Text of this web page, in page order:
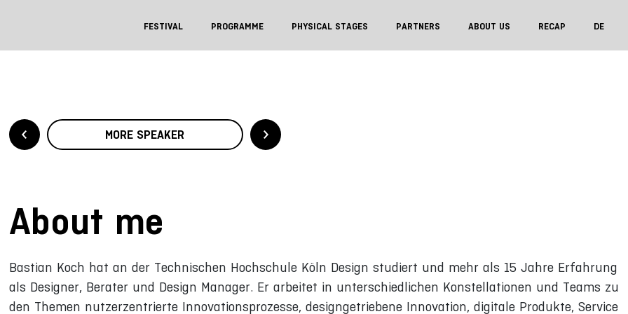
FESTIVAL PROGRAMME PHYSICAL STAGES PARTNERS ABOUT US RECAP DE
MORE SPEAKER
About me
Bastian Koch hat an der Technischen Hochschule Köln Design studiert und mehr als 15 Jahre Erfahrung
als Designer, Berater und Design Manager. Er arbeitet in unterschiedlichen Konstellationen und Teams zu
den Themen nutzerzentrierte Innovationsprozesse, designgetriebene Innovation, digitale Produkte, Service